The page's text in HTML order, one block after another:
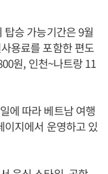
탑승 가능기간은 9월
용료를 포함한 편도
원, 인천~나트랑 11
에 따라 베트남 여행
지에서 운영하고 있